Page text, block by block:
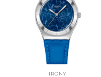
IRONY